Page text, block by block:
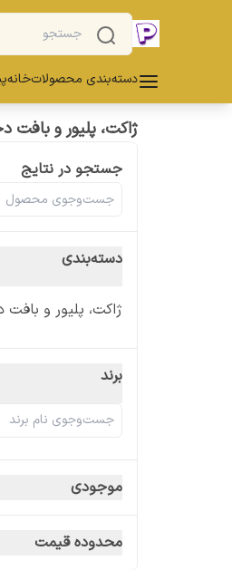
دسته‌بندی محصولاتخانه
ژاکت، پلیور و بافت
جستجو در نتایج
دسته‌بندی
ژاکت، پلیور و بافت
برند
موجودی
محدوده قیمت